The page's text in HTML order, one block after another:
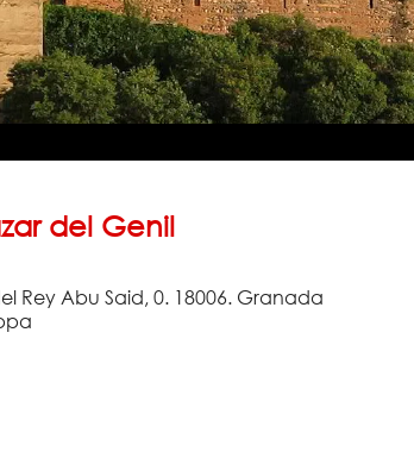
del Genil
Rey Abu Said, 0. 18006. Granada